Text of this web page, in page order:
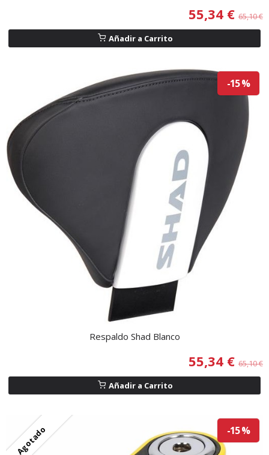
55,34 € 65,10 €
Añadir a Carrito
-15 %
Respaldo Shad Blanco
55,34 € 65,10 €
Añadir a Carrito
Agotado -15 %